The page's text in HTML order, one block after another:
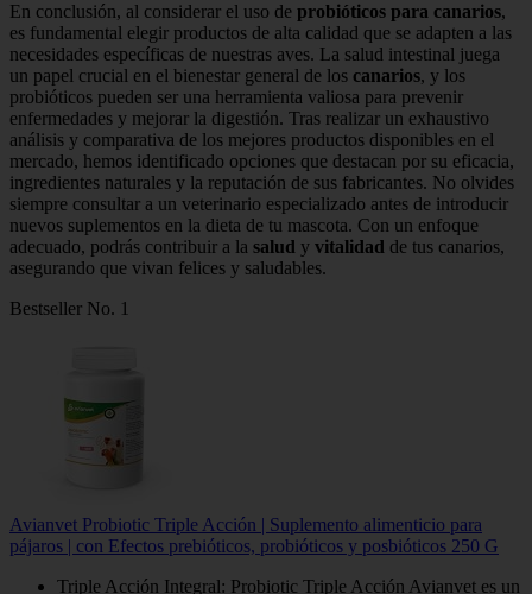
En conclusión, al considerar el uso de probióticos para canarios,
es fundamental elegir productos de alta calidad que se adapten a las
necesidades específicas de nuestras aves. La salud intestinal juega
un papel crucial en el bienestar general de los canarios, y los
probióticos pueden ser una herramienta valiosa para prevenir
enfermedades y mejorar la digestión. Tras realizar un exhaustivo
análisis y comparativa de los mejores productos disponibles en el
mercado, hemos identificado opciones que destacan por su eficacia,
ingredientes naturales y la reputación de sus fabricantes. No olvides
siempre consultar a un veterinario especializado antes de introducir
nuevos suplementos en la dieta de tu mascota. Con un enfoque
adecuado, podrás contribuir a la salud y vitalidad de tus canarios,
asegurando que vivan felices y saludables.
Bestseller No. 1
Avianvet Probiotic Triple Acción | Suplemento alimenticio para
pájaros | con Efectos prebióticos, probióticos y posbióticos 250 G
Triple Acción Integral: Probiotic Triple Acción Avianvet es un